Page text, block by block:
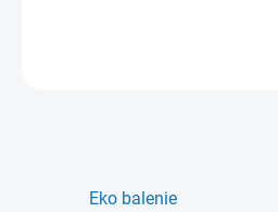
Eko balenie